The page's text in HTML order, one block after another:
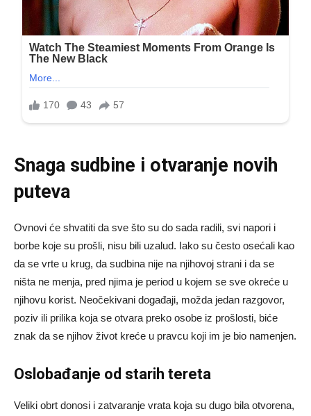
Snaga sudbine i otvaranje novih
puteva
Ovnovi će shvatiti da sve što su do sada radili, svi napori i
borbe koje su prošli, nisu bili uzalud. Iako su često osećali kao
da se vrte u krug, da sudbina nije na njihovoj strani i da se
ništa ne menja, pred njima je period u kojem se sve okreće u
njihovu korist. Neočekivani događaji, možda jedan razgovor,
poziv ili prilika koja se otvara preko osobe iz prošlosti, biće
znak da se njihov život kreće u pravcu koji im je bio namenjen.
Oslobađanje od starih tereta
Veliki obrt donosi i zatvaranje vrata koja su dugo bila otvorena,